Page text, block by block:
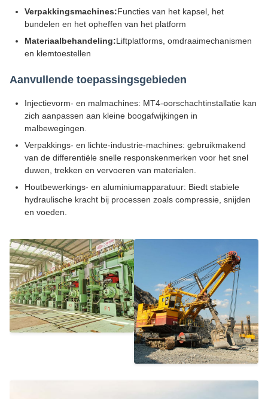
Verpakkingsmachines:Functies van het kapsel, het
bundelen en het opheffen van het platform
Materiaalbehandeling:Liftplatforms, omdraaimechanismen
en klemtoestellen
Aanvullende toepassingsgebieden
Injectievorm- en malmachines: MT4-oorschachtinstallatie kan
zich aanpassen aan kleine boogafwijkingen in
malbewegingen.
Verpakkings- en lichte-industrie-machines: gebruikmakend
van de differentiële snelle responskenmerken voor het snel
duwen, trekken en vervoeren van materialen.
Houtbewerkings- en aluminiumapparatuur: Biedt stabiele
hydraulische kracht bij processen zoals compressie, snijden
en voeden.